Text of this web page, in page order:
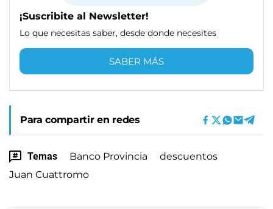
¡Suscribite al Newsletter!
Lo que necesitas saber, desde donde necesites
SABER MÁS
Para compartir en redes
Temas Banco Provincia
descuentos
Juan Cuattromo